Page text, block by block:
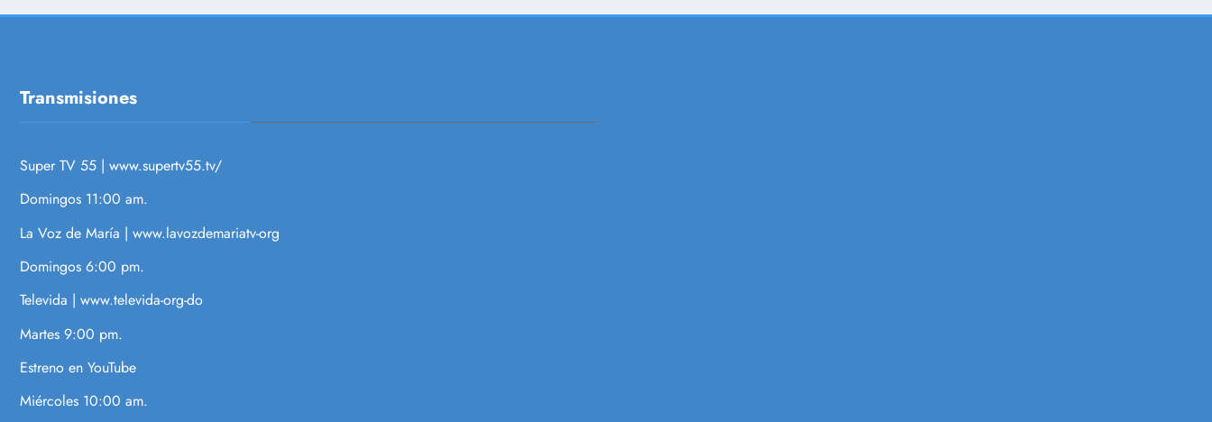
Transmisiones
Super TV 55 | www.supertv55.tv/
Domingos 11:00 am.
La Voz de María | www.lavozdemariatv-org
Domingos 6:00 pm.
Televida | www.televida-org-do
Martes 9:00 pm.
Estreno en YouTube
Miércoles 10:00 am.